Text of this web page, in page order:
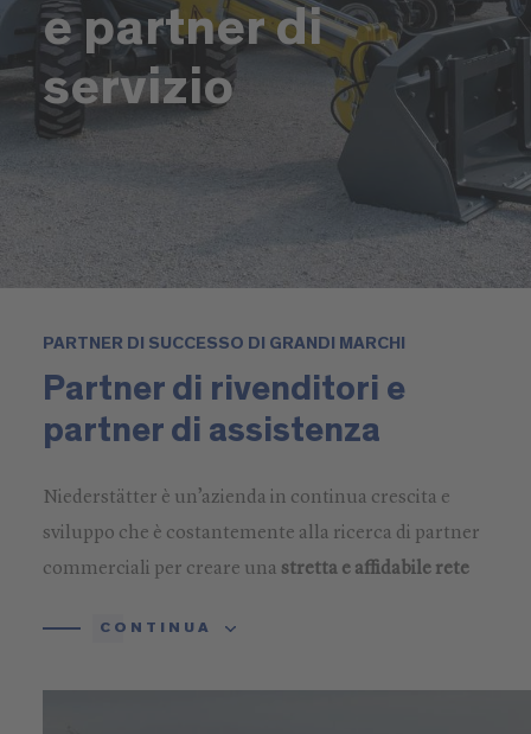
e partner di
servizio
PARTNER DI SUCCESSO DI GRANDI MARCHI
Partner di rivenditori e
partner di assistenza
Niederstätter è un’azienda in continua crescita e
sviluppo che è costantemente alla ricerca di partner
commerciali per creare una stretta e affidabile rete
CONTINUA